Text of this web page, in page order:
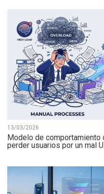
13/03/2026
Modelo de comportamiento
perder usuarios por un mal